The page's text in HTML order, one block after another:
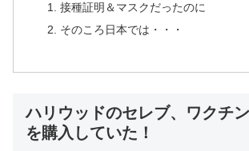
接種証明＆マスクだったのに
そのころ日本では・・・
ハリウッドのセレブ、ワクチ
を購入していた！